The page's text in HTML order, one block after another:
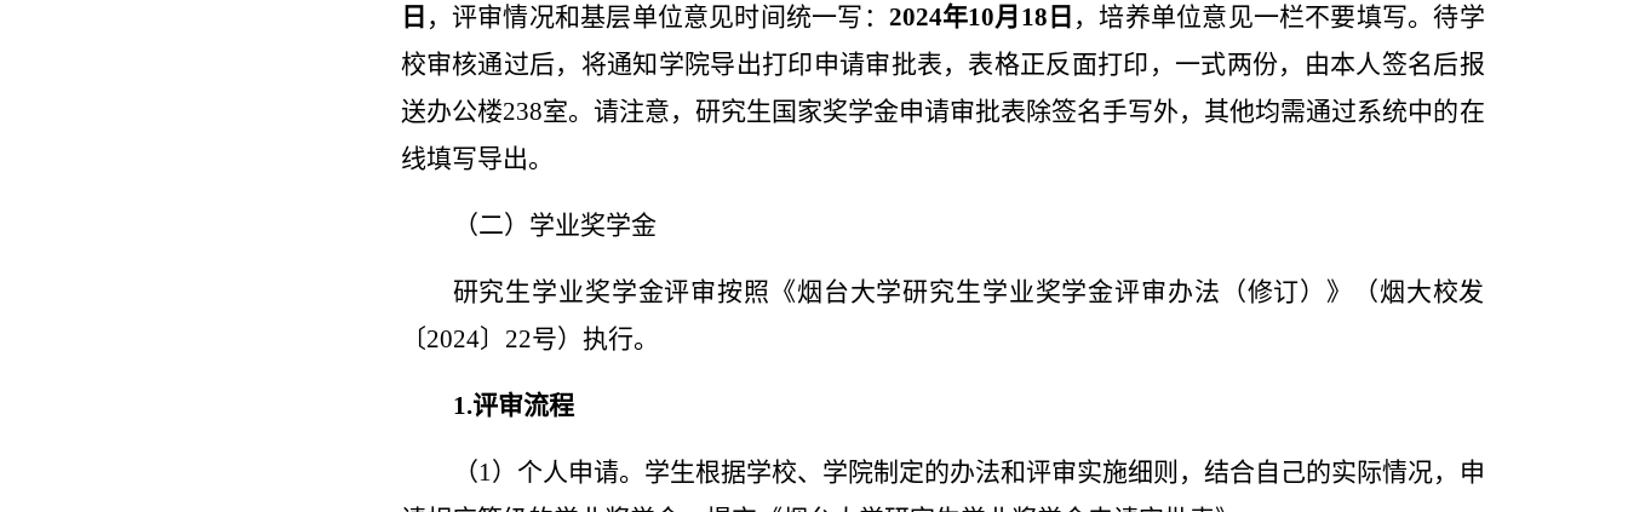
日 ，评审情况和基层单位意见时间统一写： 2024年10月 18 日 ，培养单位意见一栏不要填写。待学
校审核通过后，将通知学院导出打印申请审批表，表格正反面打印，一式两份，由本人签名后报
送办公楼238室。请注意，研究生国家奖学金申请审批表除签名手写外，其他均需通过系统中的在
线填写导出。
（二）学业奖学金
研究生学业奖学金评审按照《烟台大学研究生学业奖学金评审办法（修订）》（烟大校发
〔2024〕 22号）执行。
1.评审流程
（1）个人申请。学生根据学校、学院制定的办法和评审实施细则，结合自己的实际情况，申